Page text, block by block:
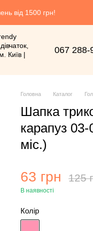
від 1500 грн!
067 288-
Головна Каталог
Шапка
карапуз
міс.)
63 грн 125
В наявності
Колір